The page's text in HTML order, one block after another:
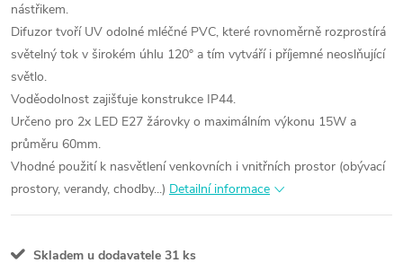
nástřikem.
Difuzor tvoří UV odolné mléčné PVC, které rovnoměrně rozprostírá
světelný tok v širokém úhlu 120° a tím vytváří i příjemné neoslňující
světlo.
Voděodolnost zajišťuje konstrukce IP44.
Určeno pro 2x LED E27 žárovky o maximálním výkonu 15W a
průměru 60mm.
Vhodné použití k nasvětlení venkovních i vnitřních prostor (obývací
prostory, verandy, chodby...) Detailní informace
Skladem u dodavatele 31 ks